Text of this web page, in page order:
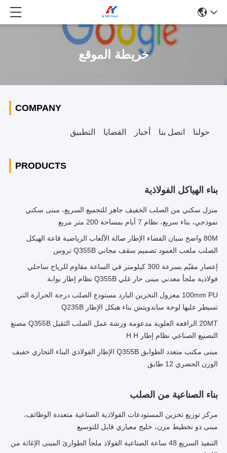
خريطة الموقع
COMPANY
حولنا اتصل بنا أخبار القضايا التطبيق
PRODUCTS
بناء الهياكل الفولاذية
منزل سكني من الصلب الخفيف جاهز للتجميع السريع، مبنى سكني
نموذجي، بناء سريع، نظام 7 أيام بمساحة 200 متر مربع
80M واضح سبان الفضاء الإطار صالة الألعاب الرياضية قاعة الهيكل
الصلب ملعب العمود تصميم سقف مجاني Q355B تروس
إعصار مقيّم بسرعة 300 كيلومتر في الساعة مقاوم للرياح ساحلي
فولاذية ملجأ معدني مبنى حار غلي Q355B نظام إطار بوابة
100mm PU معزول التخزين البارد مستودع الصلب درجة الحرارة التي
تسيطر عليها لوحة ساندويتش بناء هيكل الإطار Q235B
20MT الرافعة العلوية مدعومة ورشة عمل الصلب الثقيل Q355B مصنع
التصنيع الصناعي نظام إطار H H
مبنى مكتب متعدد الطوابق Q355B الإطار الفولاذي البناء التجاري خفيف
الوزن الحضري 12 طابق
بناء الصناعية من الصلب
مركز توزيع تخزين المستودعات الفولاذية الصناعية متعددة الوظائف،
مبنى ذو تخطيط مرن، خليج معياري قابل للتوسيع
التنفيذ السريع 48 ساعة الصناعية الفولاذ ملجأ الطوارئ المبنى الإغاثة من